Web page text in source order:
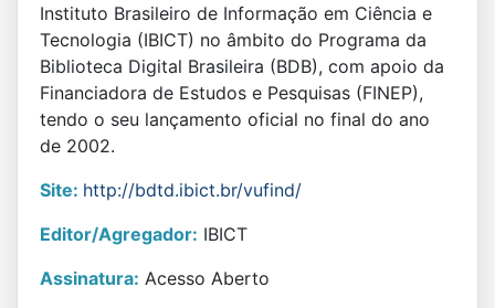
Instituto Brasileiro de Informação em Ciência e
Tecnologia (IBICT) no âmbito do Programa da
Biblioteca Digital Brasileira (BDB), com apoio da
Financiadora de Estudos e Pesquisas (FINEP),
tendo o seu lançamento oficial no final do ano
de 2002.
Site: http://bdtd.ibict.br/vufind/
Editor/Agregador: IBICT
Assinatura: Acesso Aberto